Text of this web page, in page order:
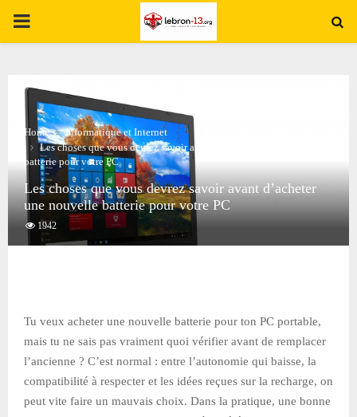
PRIMARY
Home
Informatique et Internet
Les choses que vous devrez savoir avant d’acheter une nouvelle
batterie pour votre PC
Les choses que vous devrez savoir avant d’acheter
une nouvelle batterie pour votre PC
1942
Tu veux acheter une nouvelle batterie pour ton PC portable,
mais tu ne sais pas vraiment quoi vérifier avant de remplacer
l’ancienne ? C’est normal : entre l’autonomie qui baisse, la
compatibilité à respecter et les idées reçues sur la recharge, on
peut vite faire un mauvais choix. Dans la pratique, une bonne